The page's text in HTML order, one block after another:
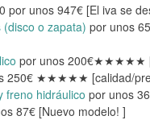
0 por unos 947€ [El iva se
o zapata) por unos
por unos 200€★★★★★
250€ ★★★★★ [calidad/
freno hidráulico por unos
87€ [Nuevo modelo! ]